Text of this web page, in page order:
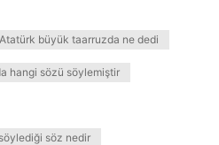
Atatürk büyük taarruzda ne dedi
hangi sözü söylemiştir
söz nedir